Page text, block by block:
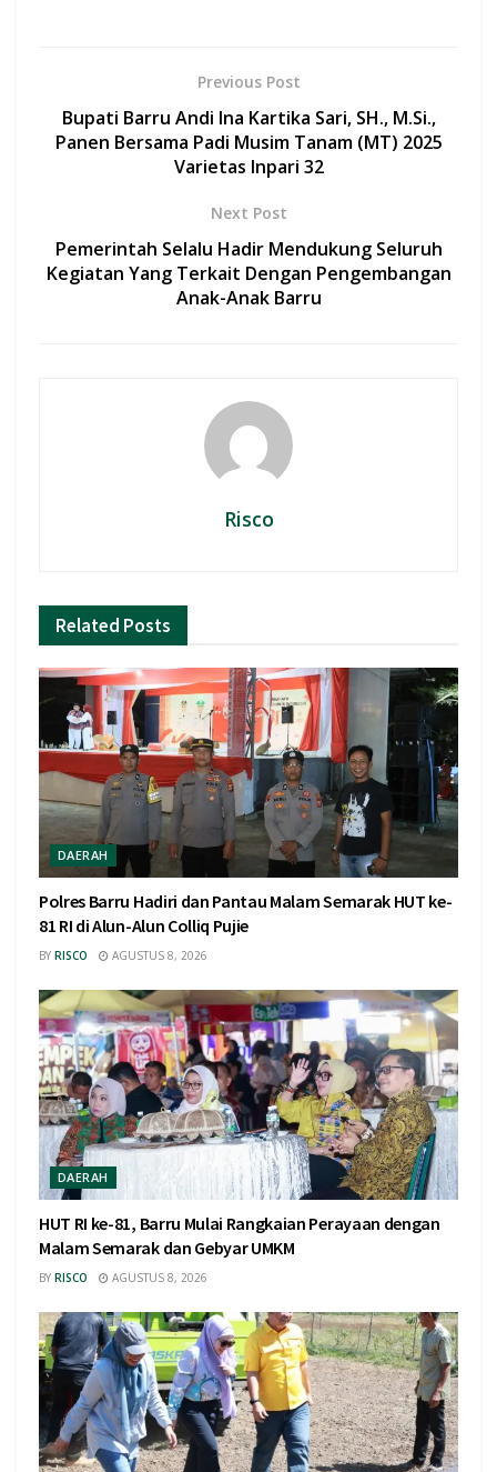
o
o
A
p
er l
Previous Post
Bupati Barru Andi Ina Kartika Sari, SH., M.Si.,
Panen Bersama Padi Musim Tanam (MT) 2025
Varietas Inpari 32
Next Post
Pemerintah Selalu Hadir Mendukung Seluruh
Kegiatan Yang Terkait Dengan Pengembangan
Anak-Anak Barru
Risco
Related Posts
DAERAH
Polres Barru Hadiri dan Pantau Malam Semarak HUT ke-
81 RI di Alun-Alun Colliq Pujie
BY RISCO AGUSTUS 8, 2026
DAERAH
HUT RI ke-81, Barru Mulai Rangkaian Perayaan dengan
Malam Semarak dan Gebyar UMKM
BY RISCO AGUSTUS 8, 2026